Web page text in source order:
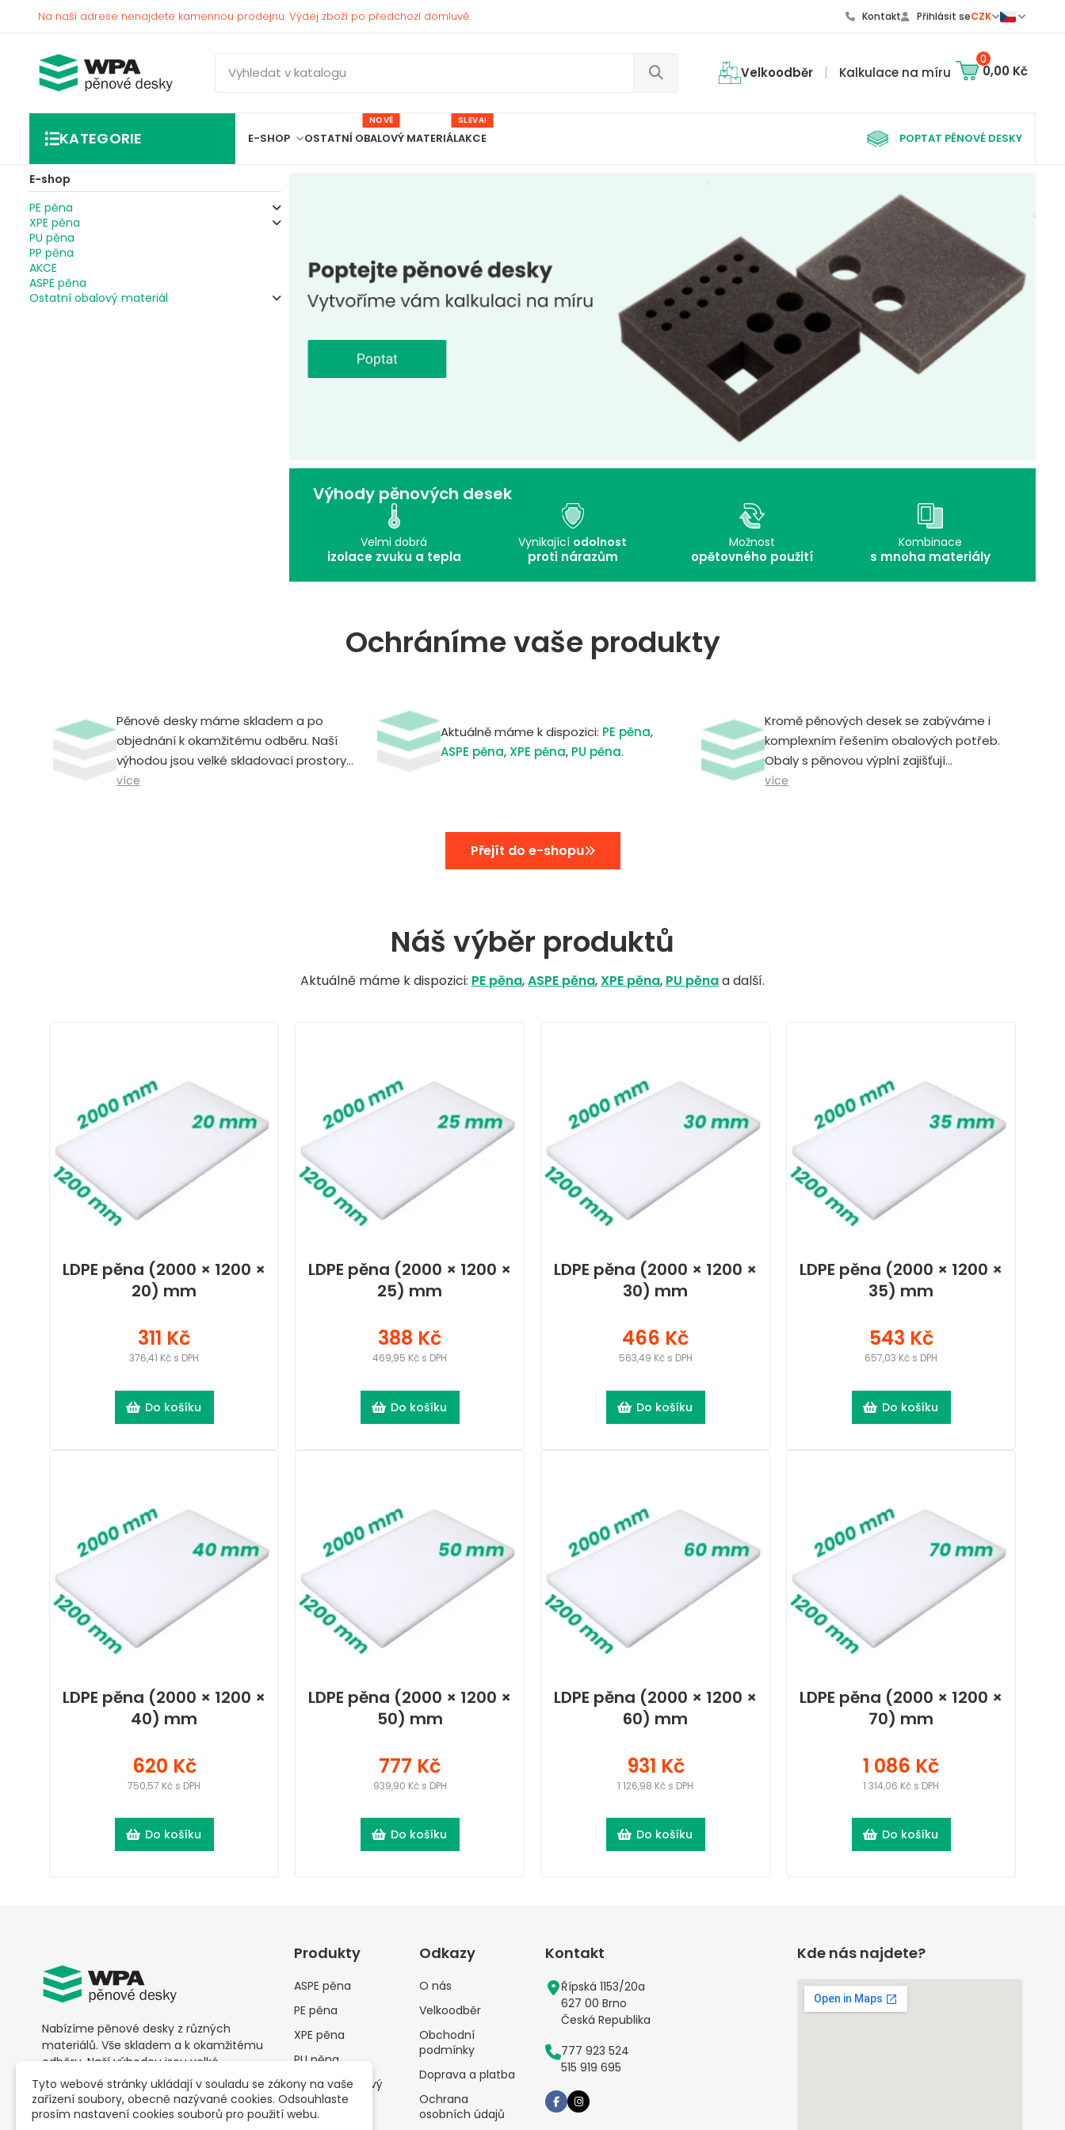
Na naší adrese nenajdete kamennou prodejnu. Výdej zboží po předchozí domluvě. CZK
Kontakt Přihlásit se
Velkoodběr Kalkulace na míru
0
0,00 Kč
KATEGORIE E-SHOP OSTATNÍ OBALOVÝ MATERIÁL
NOVÉ
AKCE
SLEVA!
POPTAT PĚNOVÉ DESKY
E-shop
PE pěna
XPE pěna
PU pěna
PP pěna
AKCE
ASPE pěna
Ostatní obalový materiál
Výhody pěnových desek
Velmi dobrá
izolace zvuku a tepla
Vynikající odolnost
proti nárazům
Možnost
opětovného použití
Kombinace
s mnoha materiály
Ochráníme vaše produkty
Pěnové desky máme skladem a po
objednání k okamžitému odběru. Naší
výhodou jsou velké skladovací prostory.
Neomezujeme odběr vysokým počtem
více
Aktuálně máme k dispozici: PE pěna,
ASPE pěna, XPE pěna, PU pěna.
Kromě pěnových desek se zabýváme i
komplexním řešením obalových potřeb.
Obaly s pěnovou výplní zajišťují
bezpečnou a spolehlivou přepravu,
více
Přejít do e-shopu
Náš výběr produktů
Aktuálně máme k dispozici: PE pěna,ASPE pěna,XPE pěna, PU pěnaa další.
LDPE pěna (2000 × 1200 ×
20) mm
311 Kč
376,41 Kč s DPH
Do košíku
LDPE pěna (2000 × 1200 ×
25) mm
388 Kč
469,95 Kč s DPH
Do košíku
LDPE pěna (2000 × 1200 ×
30) mm
466 Kč
563,49 Kč s DPH
Do košíku
LDPE pěna (2000 × 1200 ×
35) mm
543 Kč
657,03 Kč s DPH
Do košíku
LDPE pěna (2000 × 1200 ×
40) mm
620 Kč
750,57 Kč s DPH
Do košíku
LDPE pěna (2000 × 1200 ×
50) mm
777 Kč
939,90 Kč s DPH
Do košíku
LDPE pěna (2000 × 1200 ×
60) mm
931 Kč
1 126,98 Kč s DPH
Do košíku
LDPE pěna (2000 × 1200 ×
70) mm
1 086 Kč
1 314,06 Kč s DPH
Do košíku
Produkty
ASPE pěna
PE pěna
XPE pěna
PU pěna
Ostatní obalový
materiál
Odkazy
O nás
Velkoodběr
Obchodní
podmínky
Doprava a platba
Ochrana
osobních údajů
Nabízíme pěnové desky z různých
materiálů. Vše skladem a k okamžitému
odběru. Naší výhodou jsou velké
skladovací prostory. Neomezujeme
odběr vysokým počtem kusů, u nás je
možnéodběr už od jednoho kusuza
Kontakt
Řípská 1153/20a
627 00 Brno
Česká Republika
777 923 524
515 919 695
Kde nás najdete?
Tyto webové stránky ukládají v souladu se zákony na vaše
zařízení soubory, obecně nazývané cookies. Odsouhlaste
prosím nastavení cookies souborů pro použití webu.